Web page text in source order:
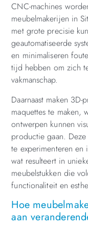
CNC-machines
meubelmakerijen in
met grote precisie
geautomatiseerde
en minimaliseren
tijd hebben om zich
vakmanschap.
Daarnaast maken
maquettes te maken,
ontwerpen kunnen
productie gaan.
te experimenteren
wat resulteert in
meubelstukken die
functionaliteit en
Hoe
aan